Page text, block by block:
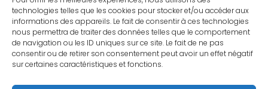
technologies telles que les cookies pour stocker et/ou accéder aux
informations des appareils. Le fait de consentir à ces technologies
nous permettra de traiter des données telles que le comportement
de navigation ou les ID uniques sur ce site. Le fait de ne pas
consentir ou de retirer son consentement peut avoir un effet négatif
sur certaines caractéristiques et fonctions.
RETOUR